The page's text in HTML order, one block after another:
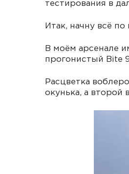
тестирования в
Итак, начну всё по
В моём арсенале
прогонистый Bite
Расцветка
окунька, а второй